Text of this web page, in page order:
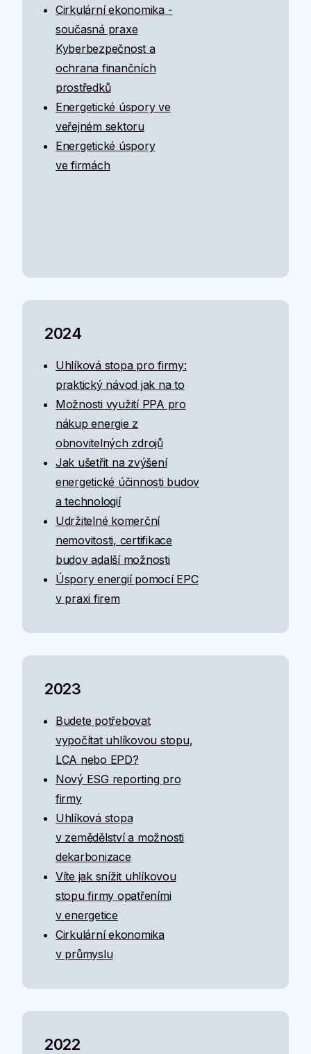
Cirkulární ekonomika -
současná praxe
Kyberbezpečnost a
ochrana finančních
prostředků
Energetické úspory ve
veřejném sektoru
Energetické úspory
ve firmách
2024
Uhlíková stopa pro firmy:
praktický návod jak na to
Možnosti využití PPA pro
nákup energie z
obnovitelných zdrojů
Jak ušetřit na zvýšení
energetické účinnosti budov
a technologií
Udržitelné komerční
nemovitosti, certifikace
budov adalší možnosti
Úspory energií pomocí EPC
v praxi firem
2023
Budete potřebovat
vypočítat uhlíkovou stopu,
LCA nebo EPD?
Nový ESG reporting pro
firmy
Uhlíková stopa
v zemědělství a možnosti
dekarbonizace
Víte jak snížit uhlíkovou
stopu firmy opatřeními
v energetice
Cirkulární ekonomika
v průmyslu
2022